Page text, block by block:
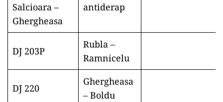
Salcioara –
Ghergheasa
antiderap
DJ 203P
Rubla –
Ramnicelu
DJ 220
Ghergheasa
– Boldu